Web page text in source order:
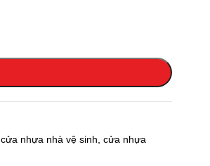
cửa nhựa nhà vệ sinh cửa nhựa